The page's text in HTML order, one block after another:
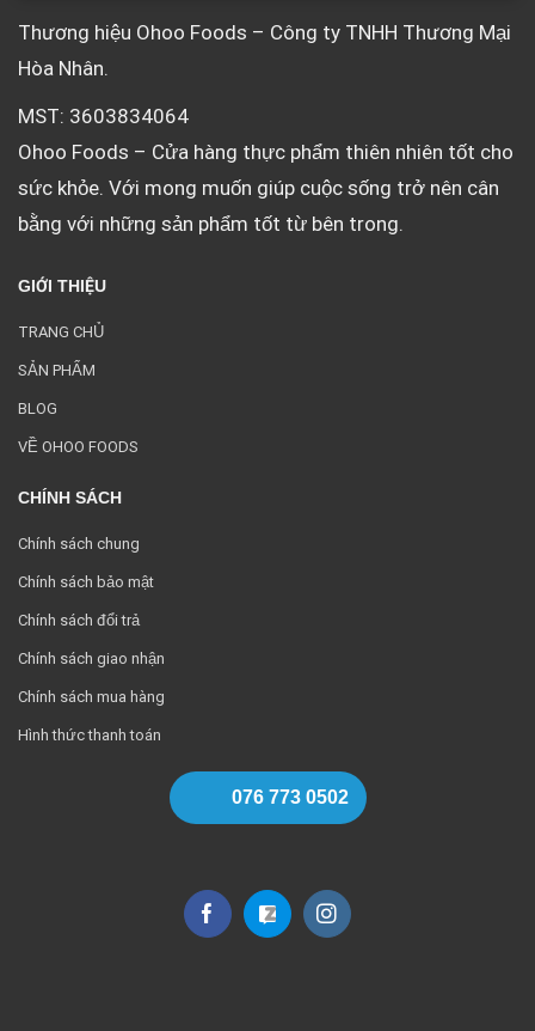
Thương hiệu Ohoo Foods – Công ty TNHH Thương Mại
Hòa Nhân.
MST: 3603834064
Ohoo Foods – Cửa hàng thực phẩm thiên nhiên tốt cho
sức khỏe. Với mong muốn giúp cuộc sống trở nên cân
bằng với những sản phẩm tốt từ bên trong.
GIỚI THIỆU
TRANG CHỦ
SẢN PHẨM
BLOG
VỀ OHOO FOODS
CHÍNH SÁCH
Chính sách chung
Chính sách bảo mật
Chính sách đổi trả
Chính sách giao nhận
Chính sách mua hàng
Hình thức thanh toán
076 773 0502